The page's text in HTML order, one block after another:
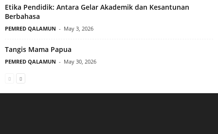
Etika Pendidik: Antara Gelar Akademik dan Kesantunan
Berbahasa
PEMRED QALAMUN - May 3, 2026
Tangis Mama Papua
PEMRED QALAMUN - May 30, 2026